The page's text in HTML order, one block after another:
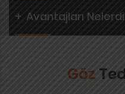
+ Avantajları
Göz